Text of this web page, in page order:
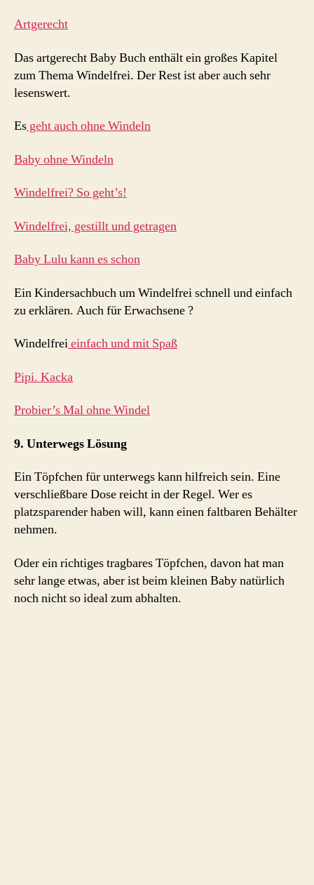
Artgerecht
Das artgerecht Baby Buch enthält ein großes Kapitel
zum Thema Windelfrei. Der Rest ist aber auch sehr
lesenswert.
Es geht auch ohne Windeln
Baby ohne Windeln
Windelfrei? So geht’s!
Windelfrei, gestillt und getragen
Baby Lulu kann es schon
Ein Kindersachbuch um Windelfrei schnell und einfach
zu erklären. Auch für Erwachsene ?
Windelfreieinfach und mit Spaß
Pipi. Kacka
Probier’s Mal ohne Windel
9. Unterwegs Lösung
Ein Töpfchen für unterwegs kann hilfreich sein. Eine
verschließbare Dose reicht in der Regel. Wer es
platzsparender haben will, kann einen faltbaren Behälter
nehmen.
Oder ein richtiges tragbares Töpfchen, davon hat man
sehr lange etwas, aber ist beim kleinen Baby natürlich
noch nicht so ideal zum abhalten.